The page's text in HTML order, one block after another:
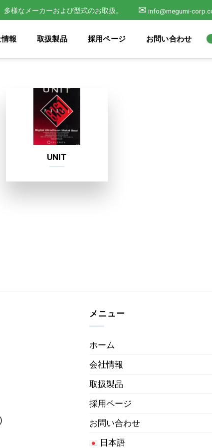
様なメーカーおよび型式のお取扱。 ✉ info@megumi-
報 取扱製品 採用ページ お問い合わせ
UNIT
メニュー
ホーム
会社情報
取扱製品
採用ページ
お問い合わせ
日本語